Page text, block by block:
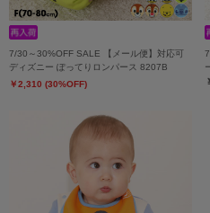
7/30～30%OFF SALE 【メール便】対応可
ディズニー ぽってりロンパース 8207B
￥2,310 (30%OFF)